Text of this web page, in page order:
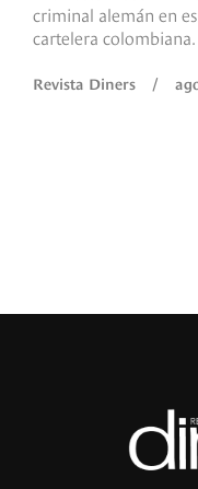
criminal alemán en
cartelera colombiana.
Revista Diners /